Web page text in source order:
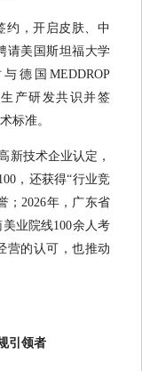
约，开启皮肤、中
请美国斯坦福大学
德国MEDDROP
生产研发共识并签
标准。
新技术企业认定，
，还获得“行业竞
；2026年，广东省
业院线100余人考
营的认可，也推动
引领者